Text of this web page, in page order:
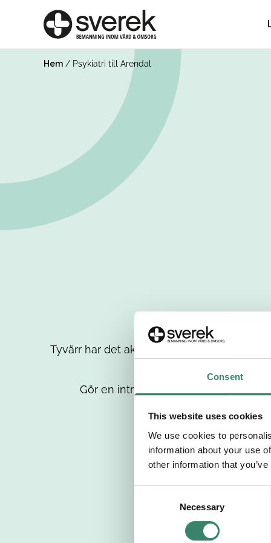
Consent
This website uses cookies
We use cookies to
information about your use
other information that
Necessary
Hem / Psykiatri till Arendal
Tyvärr har det aktuella jobbet tagits bort
Gör en intresseanmälan så